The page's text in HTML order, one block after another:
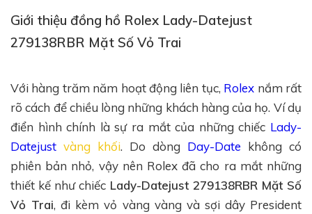
Giới thiệu đồng hồ Rolex Lady-Datejust
279138RBR Mặt Số Vỏ Trai
Với hàng trăm năm hoạt động liên tục, Rolex nắm rất
rõ cách để chiều lòng những khách hàng của họ. Ví dụ
điển hình chính là sự ra mắt của những chiếc Lady-
Datejust vàng khối. Do dòng Day-Date không có
phiên bản nhỏ, vậy nên Rolex đã cho ra mắt những
thiết kế như chiếc Lady-Datejust 279138RBR Mặt Số
Vỏ Trai, đi kèm vỏ vàng vàng và sợi dây President